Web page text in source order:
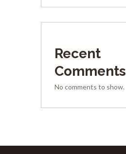
Recent
Comments
No comments to show.